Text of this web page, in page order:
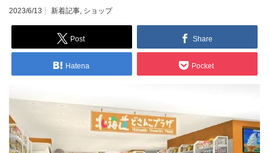
2023/6/13 新着記事, ショップ
Post Share
Hatena Pocket